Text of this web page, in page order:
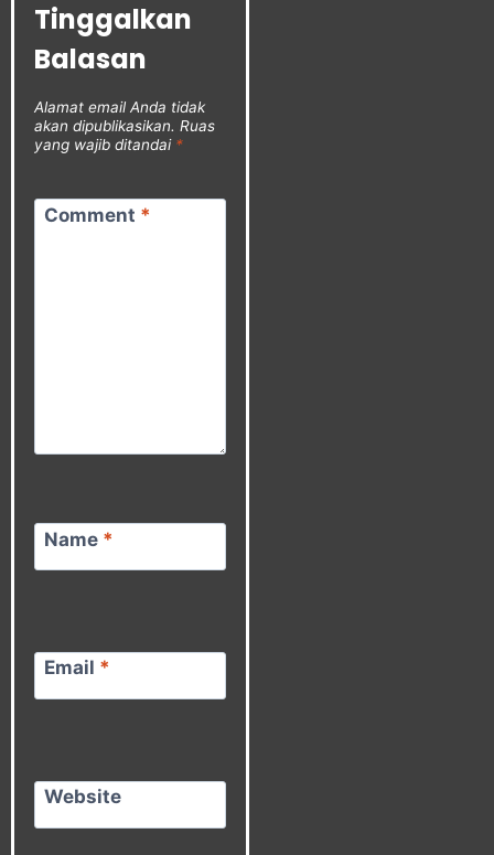
Tinggalkan
Balasan
Alamat email Anda tidak
akan dipublikasikan. Ruas
yang wajib ditandai *
Comment *
Name *
Email *
Website